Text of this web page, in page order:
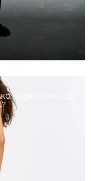
IZABRATI KROJ ZA